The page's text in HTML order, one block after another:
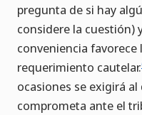
pregunta de si hay
considere la cuestión)
conveniencia favorece
requerimiento cautelar.
ocasiones se exigirá
comprometa ante el